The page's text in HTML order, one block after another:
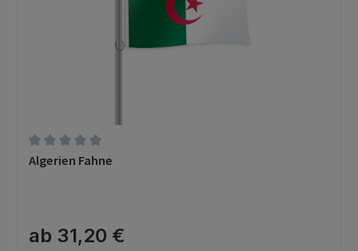
Durchschnittliche Bewertung von 0 von 5 Sternen
Algerien Fahne
ab 31,20 €